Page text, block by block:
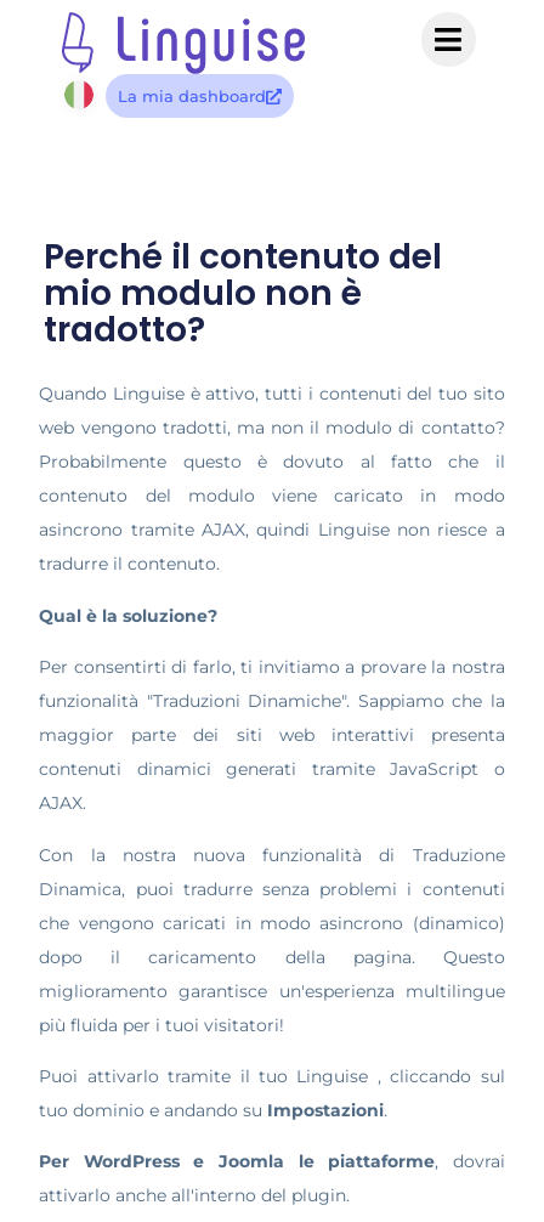
La mia dashboard
Perché il contenuto del
mio modulo non è
tradotto?
Quando Linguise è attivo, tutti i contenuti del tuo sito
web vengono tradotti, ma non il modulo di contatto?
Probabilmente questo è dovuto al fatto che il
contenuto del modulo viene caricato in modo
asincrono tramite AJAX, quindi Linguise non riesce a
tradurre il contenuto.
Qual è la soluzione?
Per consentirti di farlo, ti invitiamo a provare la nostra
funzionalità "Traduzioni Dinamiche". Sappiamo che la
maggior parte dei siti web interattivi presenta
contenuti dinamici generati tramite JavaScript o
AJAX.
Con la nostra nuova funzionalità di Traduzione
Dinamica, puoi tradurre senza problemi i contenuti
che vengono caricati in modo asincrono (dinamico)
dopo il caricamento della pagina. Questo
miglioramento garantisce un'esperienza multilingue
più fluida per i tuoi visitatori!
Puoi attivarlo tramite il tuo Linguise , cliccando sul
tuo dominio e andando su Impostazioni.
Per WordPress e Joomla le piattaforme, dovrai
attivarlo anche all'interno del plugin.